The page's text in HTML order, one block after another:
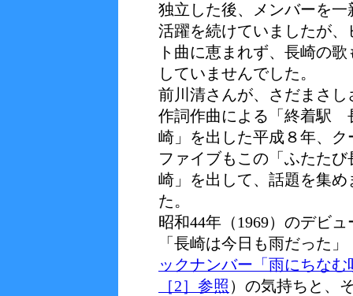
独立した後、メンバーを一
活躍を続けていましたが、
ト曲に恵まれず、長崎の歌
していませんでした。
前川清さんが、さだまさし
作詞作曲による「終着駅
崎」を出した平成８年、ク
ファイブもこの「ふたたび
崎」を出して、話題を集め
た。
昭和44年（1969）のデビュ
「長崎は今日も雨だった」
ックナンバー「雨にちなむ
［2］参照 ）の気持ちと、